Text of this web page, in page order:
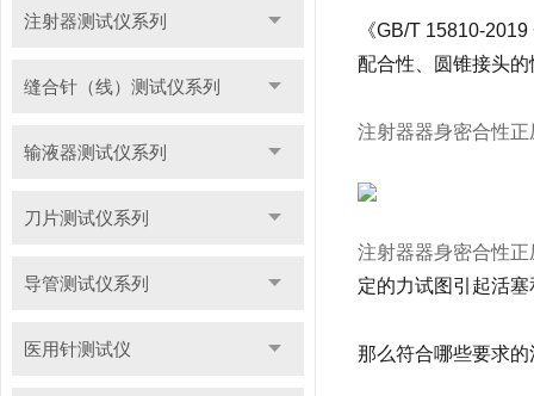
注射器测试仪系列
缝合针（线）测试仪系列
输液器测试仪系列
刀片测试仪系列
导管测试仪系列
医用针测试仪
《GB/T 15810-
配合性、圆锥接头
注射器器身密合性正
注射器器身密合性正
定的力试图引起活
那么符合哪些要求